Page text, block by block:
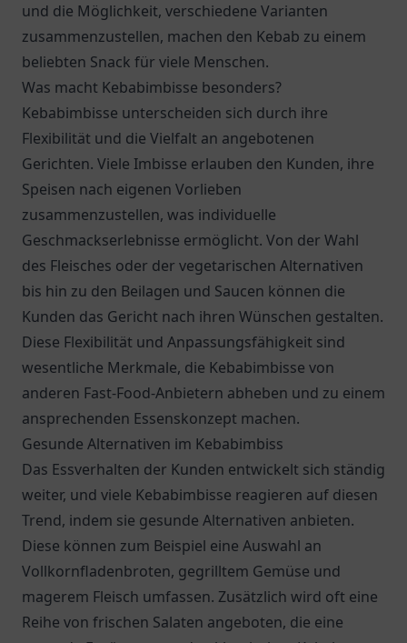
und die Möglichkeit, verschiedene Varianten
zusammenzustellen, machen den Kebab zu einem
beliebten Snack für viele Menschen.
Was macht Kebabimbisse besonders?
Kebabimbisse unterscheiden sich durch ihre
Flexibilität und die Vielfalt an angebotenen
Gerichten. Viele Imbisse erlauben den Kunden, ihre
Speisen nach eigenen Vorlieben
zusammenzustellen, was individuelle
Geschmackserlebnisse ermöglicht. Von der Wahl
des Fleisches oder der vegetarischen Alternativen
bis hin zu den Beilagen und Saucen können die
Kunden das Gericht nach ihren Wünschen gestalten.
Diese Flexibilität und Anpassungsfähigkeit sind
wesentliche Merkmale, die Kebabimbisse von
anderen Fast-Food-Anbietern abheben und zu einem
ansprechenden Essenskonzept machen.
Gesunde Alternativen im Kebabimbiss
Das Essverhalten der Kunden entwickelt sich ständig
weiter, und viele Kebabimbisse reagieren auf diesen
Trend, indem sie gesunde Alternativen anbieten.
Diese können zum Beispiel eine Auswahl an
Vollkornfladenbroten, gegrilltem Gemüse und
magerem Fleisch umfassen. Zusätzlich wird oft eine
Reihe von frischen Salaten angeboten, die eine